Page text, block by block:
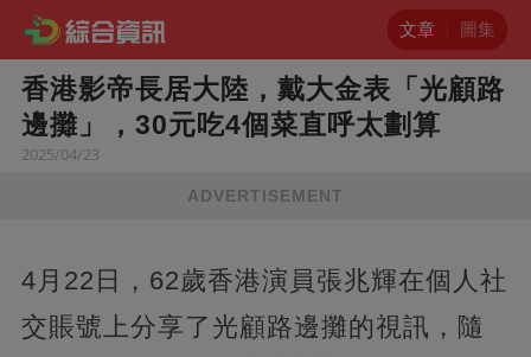
文章 圖集
香港影帝長居大陸，戴大金表「光顧路
邊攤」，30元吃4個菜直呼太劃算
2025/04/23
ADVERTISEMENT
4月22日，62歲香港演員張兆輝在個人社
交賬號上分享了光顧路邊攤的視訊，隨